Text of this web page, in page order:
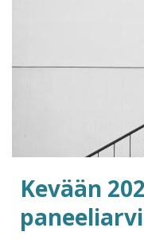
Kevään